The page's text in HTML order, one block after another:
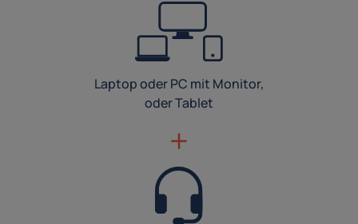
Laptop oder PC mit Monitor,
oder Tablet